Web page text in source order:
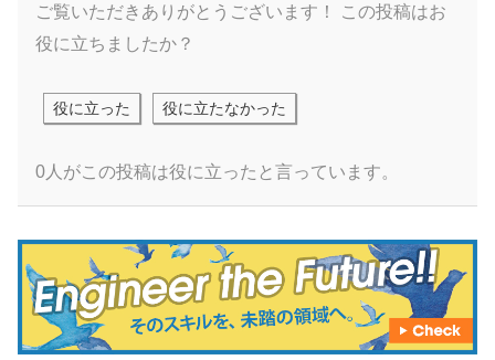
ご覧いただきありがとうございます！
この投稿はお
役に立ちましたか？
役に立った 役に立たなかった
0人がこの投稿は役に立ったと言っています。